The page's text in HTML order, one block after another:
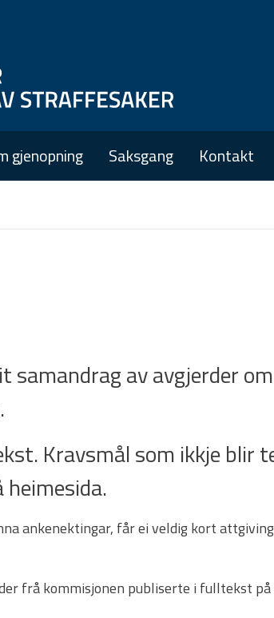
gjenopning Saksgang Kontakt
av avgjerder
Kravsmål som ikkje blir
ankenektingar, får ei veldig kort
frå kommisjonen publiserte i fulltekst på